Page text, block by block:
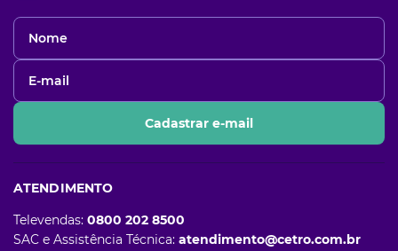
Cadastrar e-mail
ATENDIMENTO
Televendas: 0800 202 8500
SAC e Assistência Técnica: atendimento@cetro.com.br